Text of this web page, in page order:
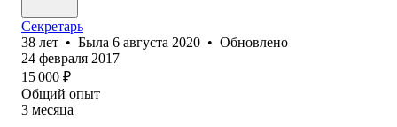
Секретарь
38 лет • Была 6 августа 2020 • Обновлено
24 февраля 2017
15 000 ₽
Общий опыт
3 месяца